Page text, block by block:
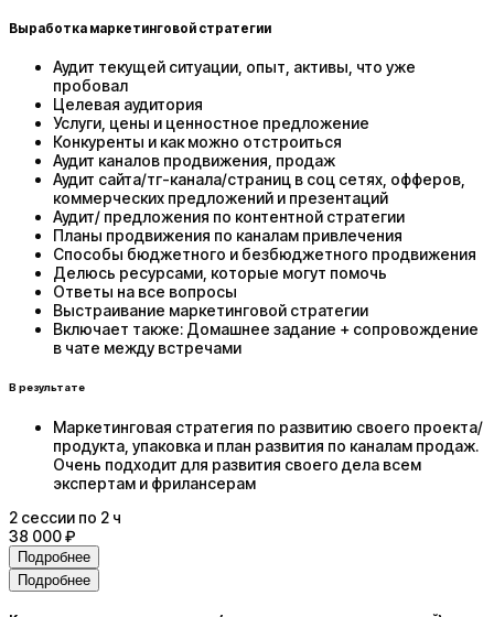
Выработка маркетинговой стратегии
Аудит текущей ситуации, опыт, активы, что уже
пробовал
Целевая аудитория
Услуги, цены и ценностное предложение
Конкуренты и как можно отстроиться
Аудит каналов продвижения, продаж
Аудит сайта/тг-канала/страниц в соц сетях, офферов,
коммерческих предложений и презентаций
Аудит/ предложения по контентной стратегии
Планы продвижения по каналам привлечения
Способы бюджетного и безбюджетного продвижения
Делюсь ресурсами, которые могут помочь
Ответы на все вопросы
Выстраивание маркетинговой стратегии
Включает также: Домашнее задание + сопровождение
в чате между встречами
В результате
Маркетинговая стратегия по развитию своего проекта/
продукта, упаковка и план развития по каналам продаж.
Очень подходит для развития своего дела всем
экспертам и фрилансерам
2 сессии по 2 ч
38 000 ₽
Подробнее
Подробнее